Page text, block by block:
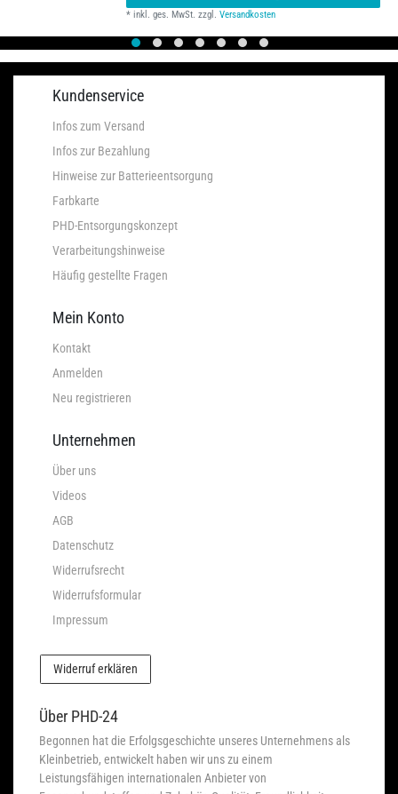
*inkl. ges. MwSt. zzgl.Versandkosten
Kundenservice
Infos zum Versand
Infos zur Bezahlung
Hinweise zur Batterieentsorgung
Farbkarte
PHD-Entsorgungskonzept
Verarbeitungshinweise
Häufig gestellte Fragen
Mein Konto
Kontakt
Anmelden
Neu registrieren
Unternehmen
Über uns
Videos
AGB
Datenschutz
Widerrufsrecht
Widerrufsformular
Impressum
Widerruf erklären
Über PHD-24
Begonnen hat die Erfolgsgeschichte unseres Unternehmens als
Kleinbetrieb, entwickelt haben wir uns zu einem
Leistungsfähigen internationalen Anbieter von